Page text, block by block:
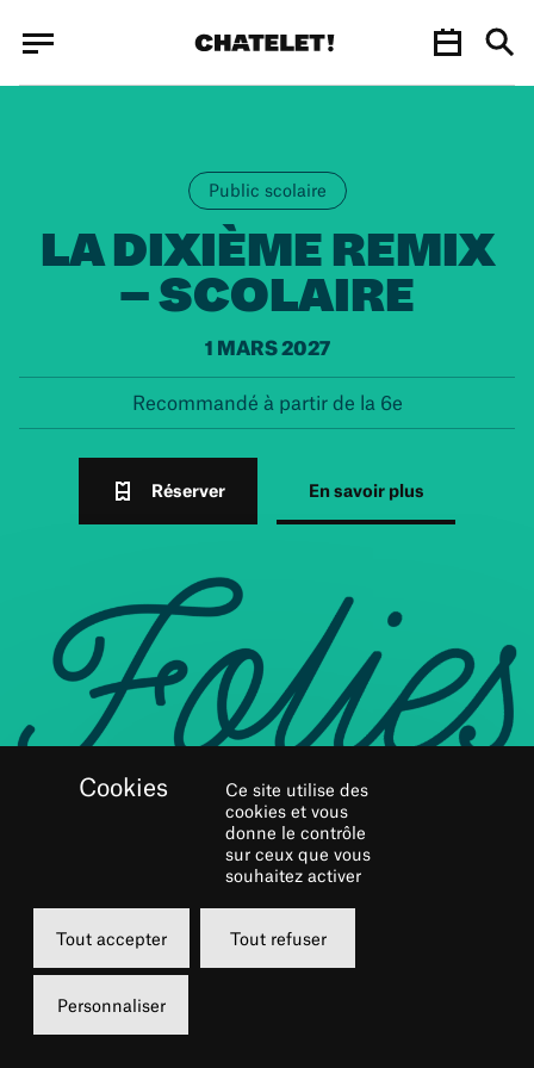
Public scolaire
LA DIXIÈME REMIX
– SCOLAIRE
1 MARS 2027
Recommandé à partir de la 6e
Réserver En savoir plus
Lundi
01 mars 2027
20h00
Ce site utilise des
cookies et vous
donne le contrôle
sur ceux que vous
souhaitez activer
Tout accepter Tout refuser
Personnaliser